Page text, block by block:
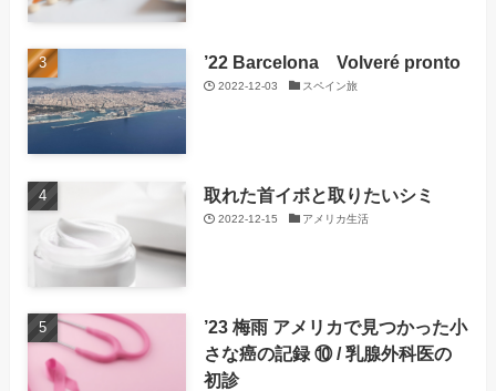
’22 Barcelona Volveré pronto
2022-12-03 スペイン旅
取れた首イボと取りたいシミ
2022-12-15 アメリカ生活
’23 梅雨 アメリカで見つかった小
さな癌の記録 ⑩ / 乳腺外科医の
初診